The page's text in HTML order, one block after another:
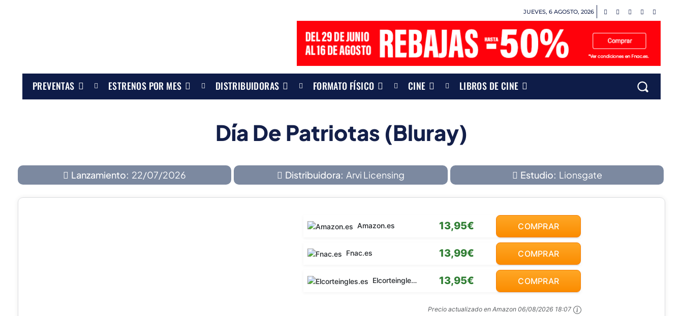
JUEVES, 6 AGOSTO, 2026
PREVENTAS ESTRENOS POR MES DISTRIBUIDORAS FORMATO FÍSICO CINE LIBROS DE CINE
Día De Patriotas (Bluray)
Lanzamiento: 22/07/2026 Distribuidora: Arvi Licensing Estudio: Lionsgate
Amazon.es 13,95€ COMPRAR
Fnac.es 13,99€ COMPRAR
Elcorteingles.es 13,95€ COMPRAR
Precio actualizado en Amazon 06/08/2026 18:07